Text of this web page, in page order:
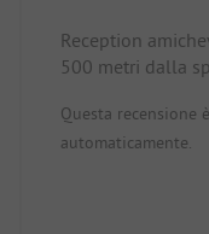
Reception
500 metri dalla
docce e i servizi
grande. È
Questa recensione
automaticamente.